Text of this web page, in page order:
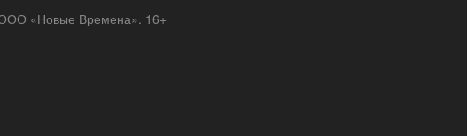
«Новые Времена». 16+